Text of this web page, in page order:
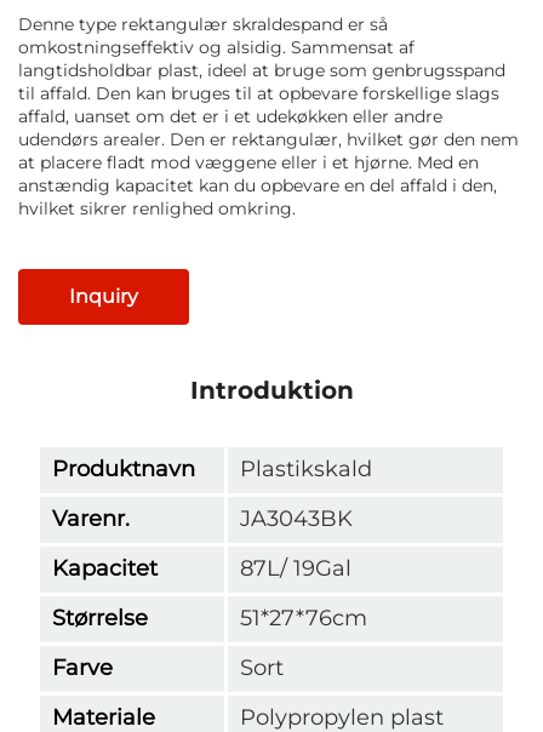
Denne type rektangulær skraldespand er så
omkostningseffektiv og alsidig. Sammensat af
langtidsholdbar plast, ideel at bruge som genbrugsspand
til affald. Den kan bruges til at opbevare forskellige slags
affald, uanset om det er i et udekøkken eller andre
udendørs arealer. Den er rektangulær, hvilket gør den nem
at placere fladt mod væggene eller i et hjørne. Med en
anstændig kapacitet kan du opbevare en del affald i den,
hvilket sikrer renlighed omkring.
Inquiry
Introduktion
Produktnavn
Plastikskald
Varenr.
JA3043BK
Kapacitet
87L/ 19Gal
Størrelse
51*27*76cm
Farve
Sort
Materiale
Polypropylen plast